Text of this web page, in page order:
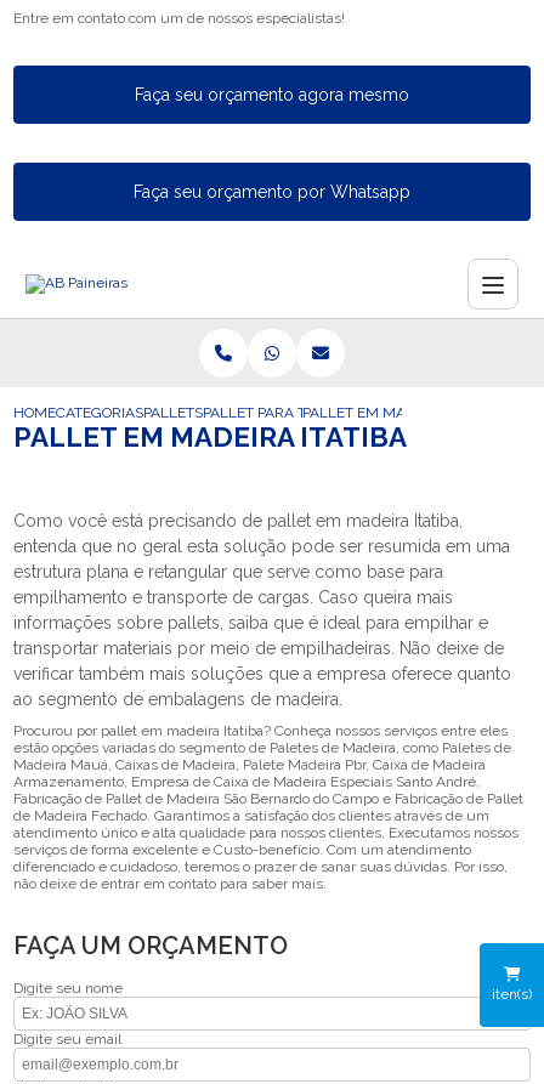
Entre em contato com um de nossos especialistas!
Faça seu orçamento agora mesmo
Faça seu orçamento por Whatsapp
iten(s)
HOMECATEGORIASPALLETSPALLET PARA TAMBORPALLET EM MADEIRA ITATIBA
PALLET EM MADEIRA ITATIBA
Como você está precisando de pallet em madeira Itatiba,
entenda que no geral esta solução pode ser resumida em uma
estrutura plana e retangular que serve como base para
empilhamento e transporte de cargas. Caso queira mais
informações sobre pallets, saiba que é ideal para empilhar e
transportar materiais por meio de empilhadeiras. Não deixe de
verificar também mais soluções que a empresa oferece quanto
ao segmento de embalagens de madeira.
Procurou por pallet em madeira Itatiba? Conheça nossos serviços entre eles
estão opções variadas do segmento de Paletes de Madeira, como Paletes de
Madeira Mauá, Caixas de Madeira, Palete Madeira Pbr, Caixa de Madeira
Armazenamento, Empresa de Caixa de Madeira Especiais Santo André,
Fabricação de Pallet de Madeira São Bernardo do Campo e Fabricação de Pallet
de Madeira Fechado. Garantimos a satisfação dos clientes através de um
atendimento único e alta qualidade para nossos clientes. Executamos nossos
serviços de forma excelente e Custo-benefício. Com um atendimento
diferenciado e cuidadoso, teremos o prazer de sanar suas dúvidas. Por isso,
não deixe de entrar em contato para saber mais.
FAÇA UM ORÇAMENTO
Digite seu nome
Digite seu email